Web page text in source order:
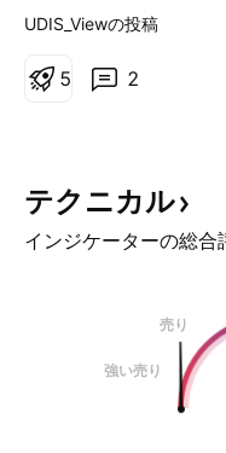
年7月30日、ロシアの
8.8の強力な地震により
の工場で操業を一時停
この措置は必要不可欠
ローバルなサプライチ
目標や納期スケジュー
ぼす可能性があります
産は経済、地政学、技
生じる広範な課題にも
す。 自然災害以外にも
UDIS_Viewの投稿
2
5
テクニカル
インジケーターの総合
売り
強い売り